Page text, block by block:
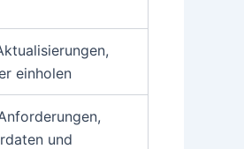
einholen
und